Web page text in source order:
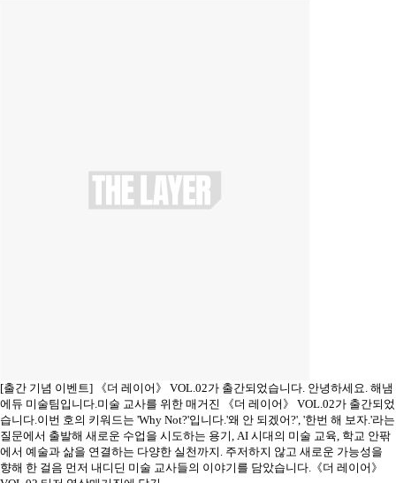
[출간 기념 이벤트] 《더 레이어》 VOL.02가 출간되었습니다. 안녕하세요. 해냄
에듀 미술팀입니다.미술 교사를 위한 매거진 《더 레이어》 VOL.02가 출간되었
습니다.이번 호의 키워드는 'Why Not?'입니다.'왜 안 되겠어?', '한번 해 보자.'라는
질문에서 출발해 새로운 수업을 시도하는 용기, AI 시대의 미술 교육, 학교 안팎
에서 예술과 삶을 연결하는 다양한 실천까지. 주저하지 않고 새로운 가능성을
향해 한 걸음 먼저 내디딘 미술 교사들의 이야기를 담았습니다.《더 레이어》